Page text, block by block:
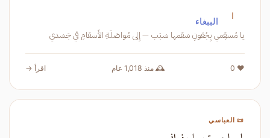
ا الببغاء
يا مُسقِمي بِجُفونِ سَقمها سَبَب — إِلى مُواصَلَةِ الأَسقامِ في جَسَدي
❤️ 0 🕰️ منذ 1,018 عام اقرأ →
📜 العباسي